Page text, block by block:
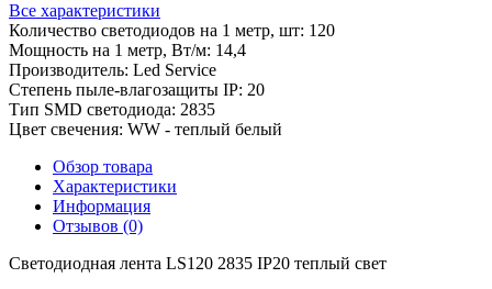
Все характеристики
Количество светодиодов на 1 метр, шт: 120
Мощность на 1 метр, Вт/м: 14,4
Производитель: Led Service
Степень пыле-влагозащиты IP: 20
Тип SMD светодиода: 2835
Цвет свечения: WW - теплый белый
Обзор товара
Характеристики
Информация
Отзывов (0)
Светодиодная лента LS120 2835 IP20 теплый свет